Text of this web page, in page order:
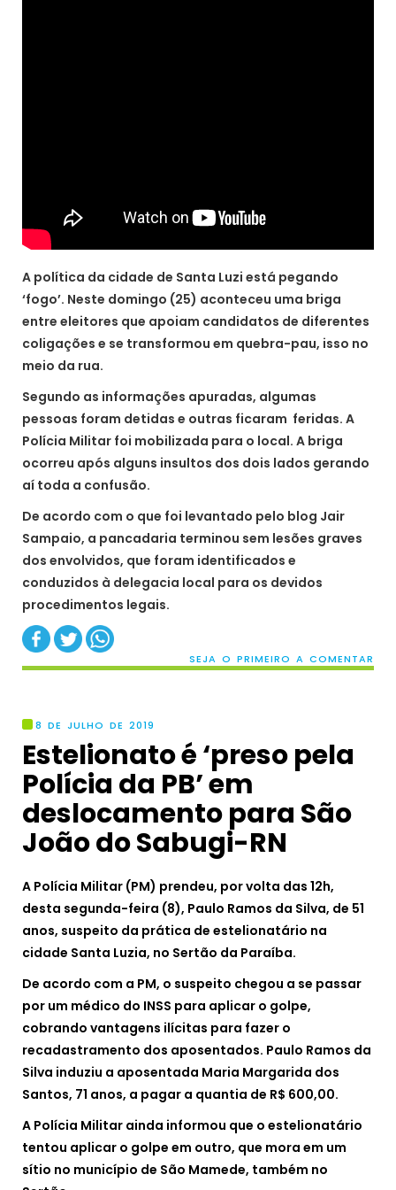
A política da cidade de Santa Luzi está pegando
‘fogo’. Neste domingo (25) aconteceu uma briga
entre eleitores que apoiam candidatos de diferentes
coligações e se transformou em quebra-pau, isso no
meio da rua.
Segundo as informações apuradas, algumas
pessoas foram detidas e outras ficaram feridas. A
Polícia Militar foi mobilizada para o local. A briga
ocorreu após alguns insultos dos dois lados gerando
aí toda a confusão.
De acordo com o que foi levantado pelo blog Jair
Sampaio, a pancadaria terminou sem lesões graves
dos envolvidos, que foram identificados e
conduzidos à delegacia local para os devidos
procedimentos legais.
SEJA O PRIMEIRO A COMENTAR
8 DE JULHO DE 2019
Estelionato é ‘preso pela
Polícia da PB’ em
deslocamento para São
João do Sabugi-RN
A Polícia Militar (PM) prendeu, por volta das 12h,
desta segunda-feira (8), Paulo Ramos da Silva, de 51
anos, suspeito da prática de estelionatário na
cidade Santa Luzia, no Sertão da Paraíba.
De acordo com a PM, o suspeito chegou a se passar
por um médico do INSS para aplicar o golpe,
cobrando vantagens ilícitas para fazer o
recadastramento dos aposentados. Paulo Ramos da
Silva induziu a aposentada Maria Margarida dos
Santos, 71 anos, a pagar a quantia de R$ 600,00.
A Polícia Militar ainda informou que o estelionatário
tentou aplicar o golpe em outro, que mora em um
sítio no município de São Mamede, também no